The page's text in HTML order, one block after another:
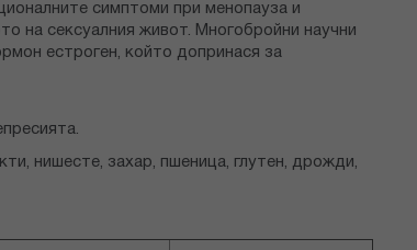
симптоми при менопауза и
на сексуалния живот. Многобройни научни
естроген, който допринася за
нишесте, захар, пшеница, глутен, дрожди,